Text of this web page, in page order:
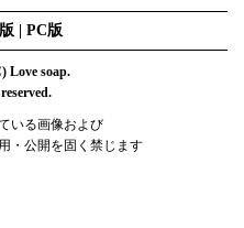
| PC版
Love soap.
いる画像および
・公開を固く禁じます